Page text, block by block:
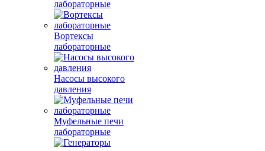
лабораторные
Вортексы
лабораторные
Насосы высокого
давления
Муфельные печи
лабораторные